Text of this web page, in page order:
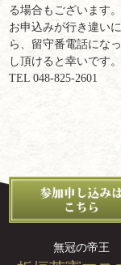
る場合もございます。
お申込みが行き違い
ら、留守番電話にな
し頂けると幸いです
TEL 048-825-2601
無冠の帝王